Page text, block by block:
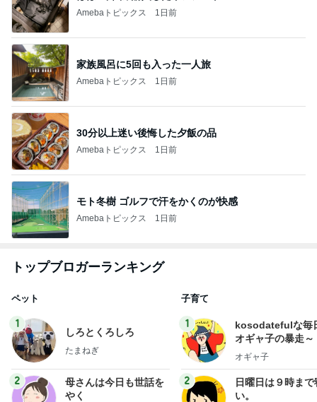
Amebaトピックス 1日前
家族風呂に5回も入った一人旅
Amebaトピックス 1日前
30分以上迷い後悔した夕飯の品
Amebaトピックス 1日前
モト冬樹 ゴルフで汗をかくのが快感
Amebaトピックス 1日前
トップブロガーランキング
ペット
1
しろとくろしろ
たまねぎ
2
母さんは今日も世話を
やく
子育て
1
kosodatefulな毎
オギャ子の暴走～
オギャ子
2
日曜日は９時まで
い。